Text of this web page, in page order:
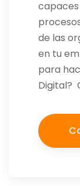
de las
en tu
para
Digital?